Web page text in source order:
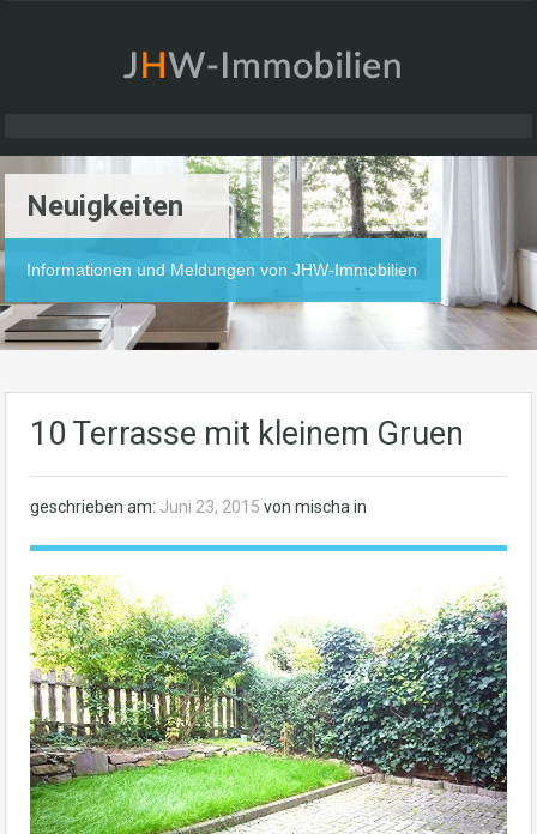
Neuigkeiten
Informationen und Meldungen von JHW-Immobilien
10 Terrasse mit kleinem Gruen
geschrieben am: Juni 23, 2015 von mischa in